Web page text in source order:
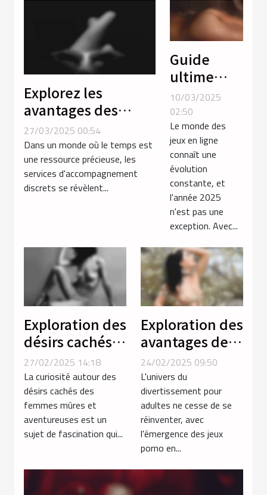
Explorez les
avantages des
services discrets
d'accompagnement
près des gares
27/03/2025 00:54
Dans un monde où le temps est
une ressource précieuse, les
services d'accompagnement
discrets se révèlent...
Guide
ultime
pour
choisir les
meilleurs
jeux de
sexe
gratuits en
2025
10/03/2025
02:50
Le monde des
jeux en ligne
connaît une
évolution
constante, et
l'année 2025
n'est pas une
exception. Avec...
Exploration des
désirs cachés
chez les
femmes mûres
et
aventureuses
27/02/2025 14:18
La curiosité autour des
désirs cachés des
femmes mûres et
aventureuses est un
sujet de fascination qui...
Exploration des
avantages des
jeux porno en
ligne par
rapport aux
vidéos
traditionnelles
24/02/2025 09:50
L'univers du
divertissement pour
adultes ne cesse de se
réinventer, avec
l'émergence des jeux
porno en...